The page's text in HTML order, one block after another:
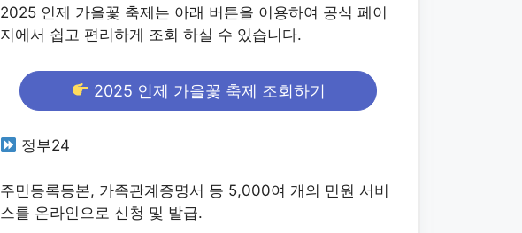
2025 인제 가을꽃 축제는 아래 버튼을 이용하여 공식 페이
지에서 쉽고 편리하게 조회 하실 수 있습니다.
2025 인제 가을꽃 축제 조회하기
정부24
주민등록등본, 가족관계증명서 등 5,000여 개의 민원 서비
스를 온라인으로 신청 및 발급.